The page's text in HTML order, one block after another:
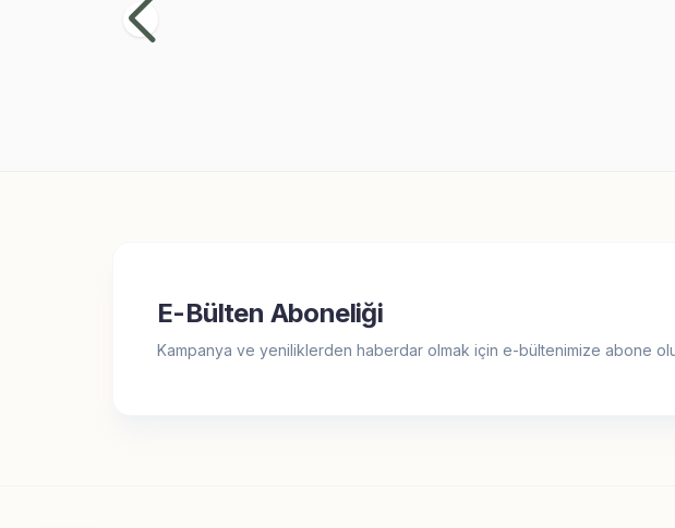
399,91
E-Bülten Aboneliği
Kampanya ve yeniliklerden haberdar olmak için e-bültenimize abone